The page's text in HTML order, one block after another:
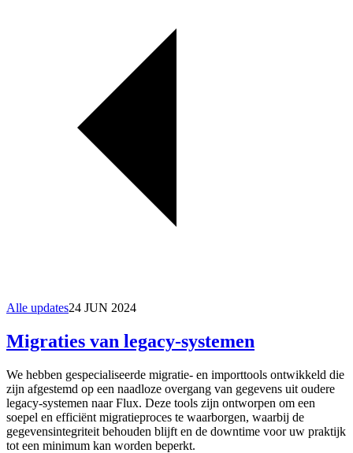
Alle updates24 JUN 2024
Migraties van legacy-systemen
We hebben gespecialiseerde migratie- en importtools ontwikkeld die
zijn afgestemd op een naadloze overgang van gegevens uit oudere
legacy-systemen naar Flux. Deze tools zijn ontworpen om een
soepel en efficiënt migratieproces te waarborgen, waarbij de
gegevensintegriteit behouden blijft en de downtime voor uw praktijk
tot een minimum kan worden beperkt.